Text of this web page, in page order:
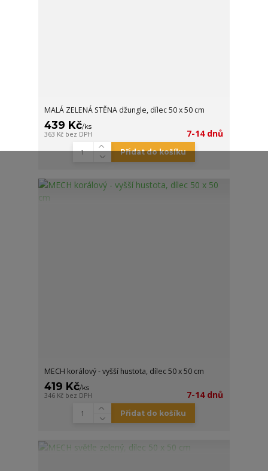
MALÁ ZELENÁ STĚNA džungle, dílec 50 x 50 cm
439 Kč/ks
363 Kč bez DPH 7-14 dnů
Přidat do košíku
MECH korálový - vyšší hustota, dílec 50 x 50 cm
419 Kč/ks
346 Kč bez DPH 7-14 dnů
Přidat do košíku